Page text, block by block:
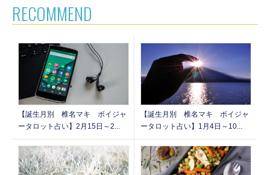
RECOMMEND
【誕生月別 椎名マキ ボイジャ
ータロット占い】2月15日～2...
【誕生月別 椎名マキ ボイジャ
ータロット占い】1月4日～10...